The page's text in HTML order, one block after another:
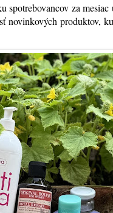
spotrebovancov za
novinkových produktov,